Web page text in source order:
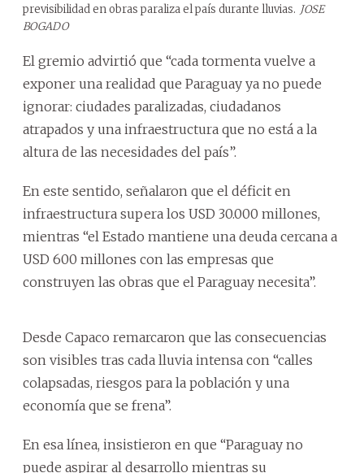
previsibilidad en obras paraliza el país durante lluvias. JOSE
BOGADO
El gremio advirtió que “cada tormenta vuelve a
exponer una realidad que Paraguay ya no puede
ignorar: ciudades paralizadas, ciudadanos
atrapados y una infraestructura que no está a la
altura de las necesidades del país”.
En este sentido, señalaron que el déficit en
infraestructura supera los USD 30.000 millones,
mientras “el Estado mantiene una deuda cercana a
USD 600 millones con las empresas que
construyen las obras que el Paraguay necesita”.
Desde Capaco remarcaron que las consecuencias
son visibles tras cada lluvia intensa con “calles
colapsadas, riesgos para la población y una
economía que se frena”.
En esa línea, insistieron en que “Paraguay no
puede aspirar al desarrollo mientras su